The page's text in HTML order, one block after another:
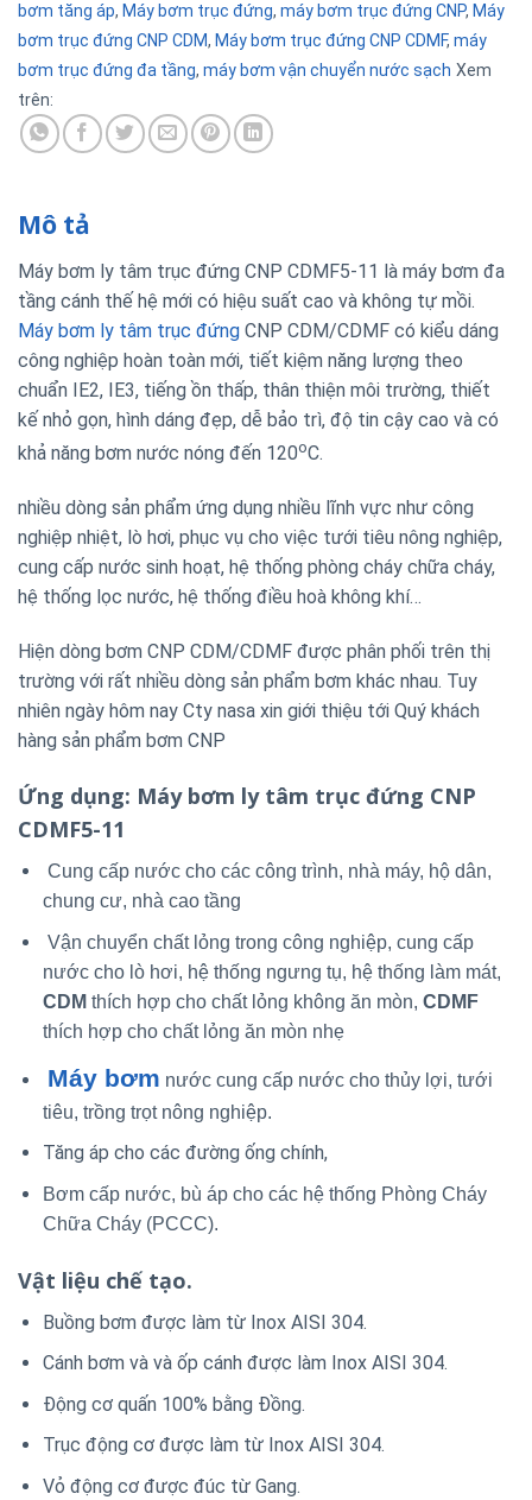
bơm tăng áp, Máy bơm trục đứng, máy bơm trục đứng CNP, Máy
bơm trục đứng CNP CDM, Máy bơm trục đứng CNP CDMF, máy
bơm trục đứng đa tầng, máy bơm vận chuyển nước sạch Xem
trên:
Mô tả
Máy bơm ly tâm trục đứng CNP CDMF5-11 là máy bơm đa
tầng cánh thế hệ mới có hiệu suất cao và không tự mồi.
Máy bơm ly tâm trục đứng CNP CDM/CDMF có kiểu dáng
công nghiệp hoàn toàn mới, tiết kiệm năng lượng theo
chuẩn IE2, IE3, tiếng ồn thấp, thân thiện môi trường, thiết
kế nhỏ gọn, hình dáng đẹp, dễ bảo trì, độ tin cậy cao và có
khả năng bơm nước nóng đến 120oC.
nhiều dòng sản phẩm ứng dụng nhiều lĩnh vực như công
nghiệp nhiệt, lò hơi, phục vụ cho việc tưới tiêu nông nghiệp,
cung cấp nước sinh hoạt, hệ thống phòng cháy chữa cháy,
hệ thống lọc nước, hệ thống điều hoà không khí…
Hiện dòng bơm CNP CDM/CDMF được phân phối trên thị
trường với rất nhiều dòng sản phẩm bơm khác nhau. Tuy
nhiên ngày hôm nay Cty nasa xin giới thiệu tới Quý khách
hàng sản phẩm bơm CNP
Ứng dụng: Máy bơm ly tâm trục đứng CNP
CDMF5-11
Cung cấp nước cho các công trình, nhà máy, hộ dân,
chung cư, nhà cao tầng
Vận chuyển chất lỏng trong công nghiệp, cung cấp
nước cho lò hơi, hệ thống ngưng tụ, hệ thống làm mát,
CDM thích hợp cho chất lỏng không ăn mòn, CDMF
thích hợp cho chất lỏng ăn mòn nhẹ
Máy bơm nước cung cấp nước cho thủy lợi, tưới
tiêu, trồng trọt nông nghiệp.
Tăng áp cho các đường ống chính,
Bơm cấp nước, bù áp cho các hệ thống Phòng Cháy
Chữa Cháy (PCCC).
Vật liệu chế tạo.
Buồng bơm được làm từ Inox AISI 304.
Cánh bơm và và ốp cánh được làm Inox AISI 304.
Động cơ quấn 100% bằng Đồng.
Trục động cơ được làm từ Inox AISI 304.
Vỏ động cơ được đúc từ Gang.